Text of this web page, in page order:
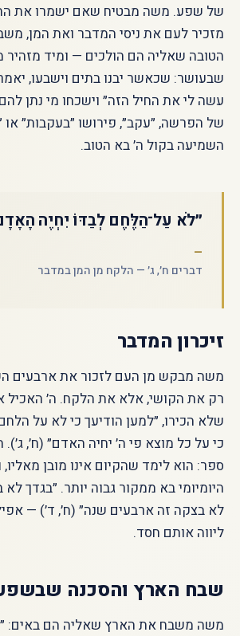
של שפע. משה מבטיח שאם ישמרו את
מזכיר לעם את ניסי המדבר ואת המן,
הטובה שאליה הם הולכים — ומיד מזהיר
שבעושר: שכאשר יבנו בתים וישבעו,
עשה לי את החיל הזה״ וישכחו מי נתן
של הפרשה, ״עקב״, פירושו ״בעקבות״
השמיעה בקול ה׳ בא הטוב.
״לֹא עַל־הַלֶּחֶם לְבַדּוֹ יִחְיֶה
דברים ח׳, ג׳ — הלקח מן המן במדבר
זיכרון המדבר
משה מבקש מן העם לזכור את ארבעים
רק את הקושי, אלא את הלקח. ה׳ האכיל
שלא הכירו, ״למען הודיעך כי לא על
כי על כל מוצא פי ה׳ יחיה האדם״ (ח׳,
ספר: הוא לימד שהקיום אינו מובן
היומיומי בא ממקור גבוה יותר. ״בגדך
לא בצקה זה ארבעים שנה״ (ח׳, ד׳) —
ליווה אותם חסד.
שבח הארץ והסכנה
משה משבח את הארץ שאליה הם באים: